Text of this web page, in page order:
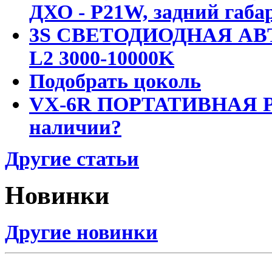
ДХО - P21W, задний
3S СВЕТОДИОДНАЯ
L2 3000-10000K
Подобрать цоколь
VX-6R ПОРТАТИВНАЯ
наличии?
Другие статьи
Новинки
Другие новинки